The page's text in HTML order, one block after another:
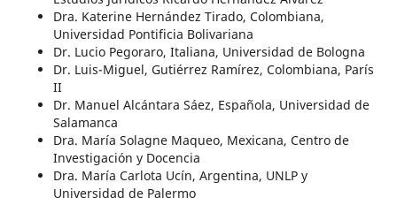
Dra. Katerine Hernández Tirado, Colombiana,
Universidad Pontificia Bolivariana
Dr. Lucio Pegoraro, Italiana, Universidad de Bologna
Dr. Luis-Miguel, Gutiérrez Ramírez, Colombiana, París
II
Dr. Manuel Alcántara Sáez, Española, Universidad de
Salamanca
Dra. María Solagne Maqueo, Mexicana, Centro de
Investigación y Docencia
Dra. María Carlota Ucín, Argentina, UNLP y
Universidad de Palermo